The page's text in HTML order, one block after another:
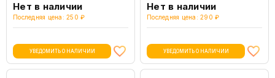
Нет в наличии
Последняя цена: 250 ₽
УВЕДОМИТЬ О НАЛИЧИИ
Нет в наличии
Последняя цена: 290 ₽
УВЕДОМИТЬ О НАЛИЧИИ